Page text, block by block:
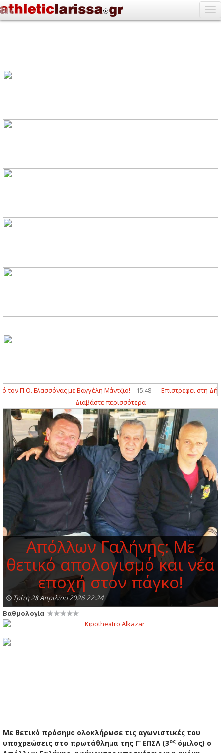
Π.Ο. Ελασσόνας με Βαγγέλη Μάντζιο! 15:48 - Επιστρέφει στη
Διαβάστε περισσότερα
Απόλλων Γαλήνης: Με
θετικό απολογισμό και νέα
εποχή στον πάγκο!
Τρίτη 28 Απριλίου 2026 22:24
Βαθμολογία
Με θετικό πρόσημο ολοκλήρωσε τις αγωνιστικές του
υποχρεώσεις στο πρωτάθλημα της Γ’ ΕΠΣΛ (3ος όμιλος) ο